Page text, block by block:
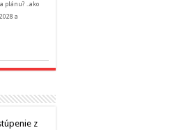
plánu? ..ako
a
z